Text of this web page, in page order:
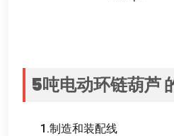
5吨电动环链葫芦
1.制造和装配线